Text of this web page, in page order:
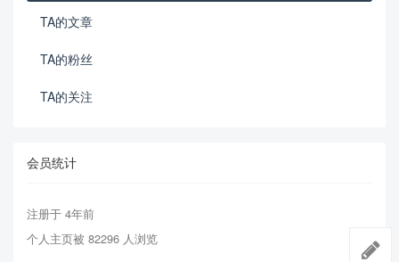
TA的文章
TA的粉丝
TA的关注
会员统计
注册于 4年前
个人主页被 82296 人浏览